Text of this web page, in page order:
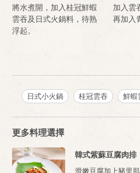
將水煮開，加入桂冠鮮蝦
雲吞及日式火鍋料，待熟
浮起。
加入雲
再加入
日式小火鍋 桂冠雲吞 鮮蝦
更多料理選擇
韓式紫蘇豆腐肉排
滑嫩豆腐加上豬里